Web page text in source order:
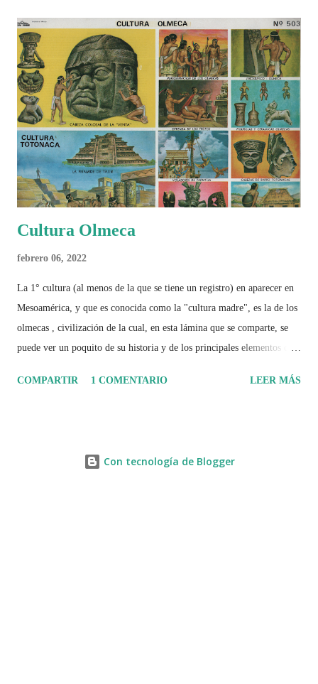
Cultura Olmeca
febrero 06, 2022
La 1° cultura (al menos de la que se tiene un registro) en aparecer en
Mesoamérica, y que es conocida como la "cultura madre", es la de los
olmecas , civilización de la cual, en esta lámina que se comparte, se
puede ver un poquito de su historia y de los principales elementos que
COMPARTIR
1 COMENTARIO LEER MÁS
Con tecnología de Blogger